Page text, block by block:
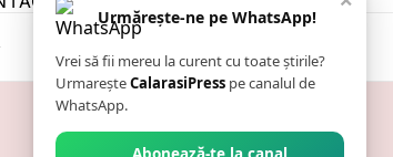
Urmărește-ne pe WhatsApp!
Vrei să fii mereu la curent cu toate știrile?
UrmareșteCalarasiPress pe canalul de
WhatsApp.